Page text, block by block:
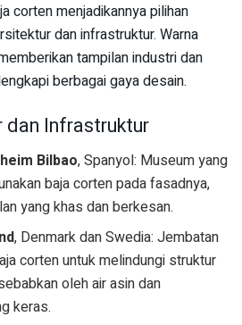
corten menjadikannya pilihan
dan infrastruktur. Warna
tampilan industri dan
berbagai gaya desain.
dan Infrastruktur
Bilbao, Spanyol: Museum yang
baja corten pada fasadnya,
yang khas dan berkesan.
, Denmark dan Swedia: Jembatan
corten untuk melindungi struktur
oleh air asin dan
keras.